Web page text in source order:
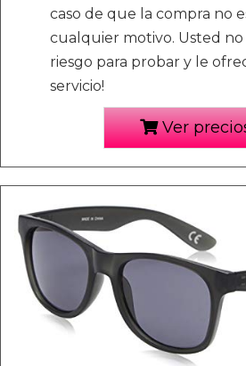
caso de que la compra no
cualquier motivo. Usted
riesgo para probar y le
servicio!
Ver